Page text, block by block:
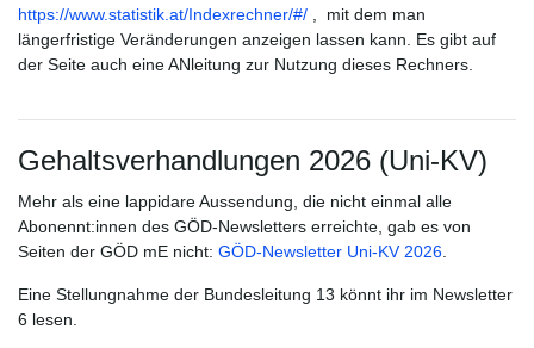
https://www.statistik.at/Indexrechner/#/ , mit dem man
längerfristige Veränderungen anzeigen lassen kann. Es gibt auf
der Seite auch eine ANleitung zur Nutzung dieses Rechners.
Gehaltsverhandlungen 2026 (Uni-KV)
Mehr als eine lappidare Aussendung, die nicht einmal alle
Abonennt:innen des GÖD-Newsletters erreichte, gab es von
Seiten der GÖD mE nicht: GÖD-Newsletter Uni-KV 2026
Eine Stellungnahme der Bundesleitung 13 könnt ihr im Newsletter
6 lesen.